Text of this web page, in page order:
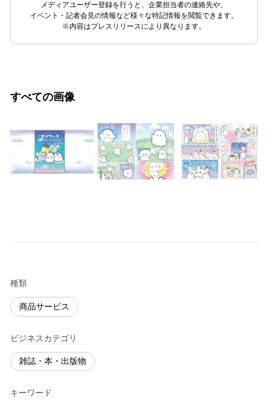
メディアユーザー登録を行うと、企業担当者の連絡先や、
イベント・記者会見の情報など様々な特記情報を閲覧できます。
※内容はプレスリリースにより異なります。
すべての画像
種類
商品サービス
ビジネスカテゴリ
雑誌・本・出版物
キーワード